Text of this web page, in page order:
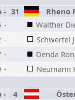
- 31
Rheno
-
Walther
-
Schwertel
-
Denda
-
Neumann
- 4